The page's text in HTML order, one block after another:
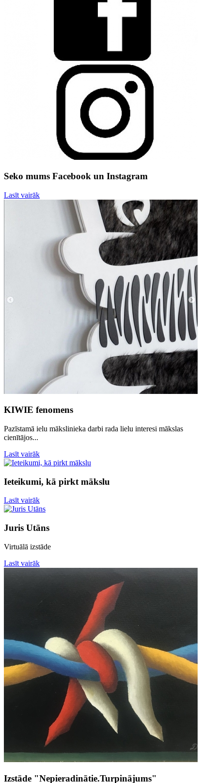
Seko mums Facebook un Instagram
Lasīt vairāk
KIWIE fenomens
Pazīstamā ielu mākslinieka darbi rada lielu interesi mākslas
cienītājos...
Lasīt vairāk
Ieteikumi, kā pirkt mākslu
Lasīt vairāk
Juris Utāns
Virtuālā izstāde
Lasīt vairāk
Izstāde "Nepieradinātie.Turpinājums"